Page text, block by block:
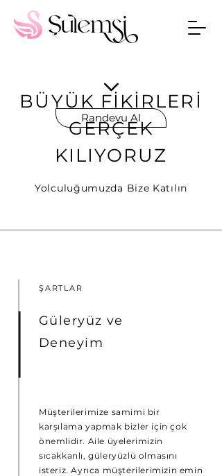
Randevu Al
BÜYÜK FİKİRLERİ
GERÇEK
KILIYORUZ
Yolculuğumuzda Bize Katılın
ŞARTLAR
Güleryüz ve
Deneyim
Müşterilerimize samimi bir
karşılama yapmak bizler için çok
önemlidir. Aile üyelerimizin
sıcakkanlı, güleryüzlü olmasını
isteriz. Ayrıca müşterilerimizin emin